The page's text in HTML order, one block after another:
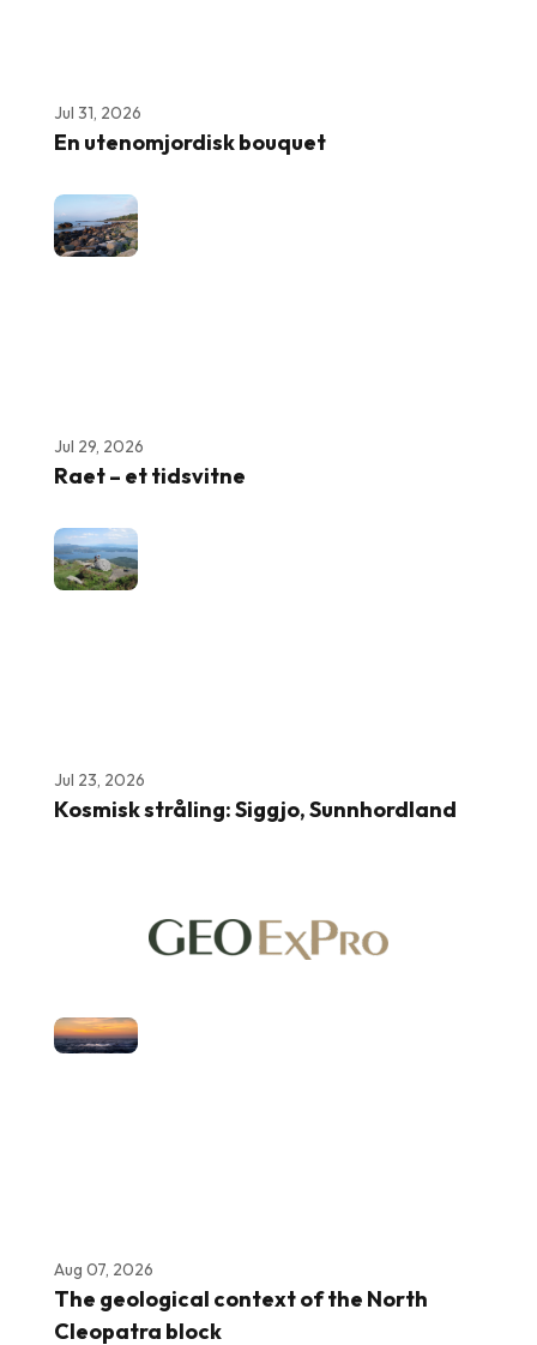
Jul 31, 2026
En utenomjordisk bouquet
Jul 29, 2026
Raet – et tidsvitne
Jul 23, 2026
Kosmisk stråling: Siggjo, Sunnhordland
Aug 07, 2026
The geological context of the North
Cleopatra block